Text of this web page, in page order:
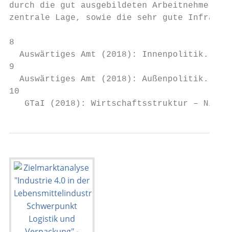
durch die gut ausgebildeten Arbeitnehmer.
zentrale Lage, sowie die sehr gute
8
Auswärtiges Amt (2018): Innenpolitik.
9
Auswärtiges Amt (2018): Außenpolitik.
10
GTaI (2018): Wirtschaftsstruktur –